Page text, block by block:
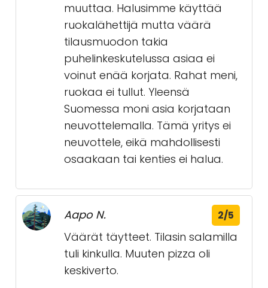
muuttaa. Halusimme käyttää
ruokalähettijä mutta väärä
tilausmuodon takia
puhelinkeskutelussa asiaa ei
voinut enää korjata. Rahat meni,
ruokaa ei tullut. Yleensä
Suomessa moni asia korjataan
neuvottelemalla. Tämä yritys ei
neuvottele, eikä mahdollisesti
osaakaan tai kenties ei halua.
Aapo N. 2/5
Väärät täytteet. Tilasin salamilla
tuli kinkulla. Muuten pizza oli
keskiverto.